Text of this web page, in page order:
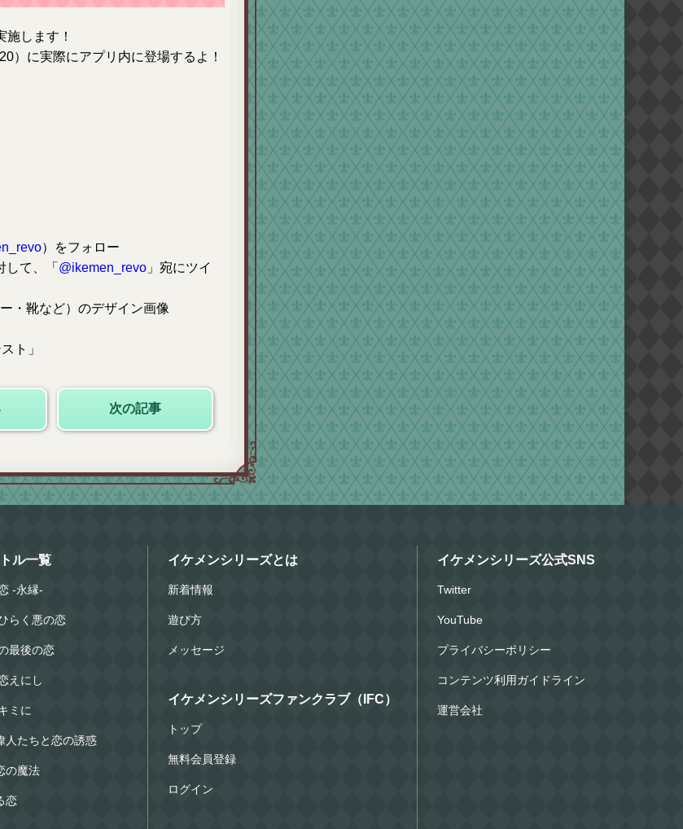
します！
）に実際にアプリ内に登場するよ！
）をフォロー
て、「 @ikemen_revo 」宛にツイ
・靴など）のデザイン画像
ト」
次の記事
ル一覧
-永縁-
らく悪の恋
最後の恋
えにし
ミに
たちと恋の誘惑
の魔法
恋
イケメンシリーズとは
新着情報
遊び方
メッセージ
イケメンシリーズファンクラブ（IFC）
トップ
無料会員登録
ログイン
イケメンシリーズ公式SNS
Twitter
YouTube
プライバシーポリシー
コンテンツ利用ガイドライン
運営会社